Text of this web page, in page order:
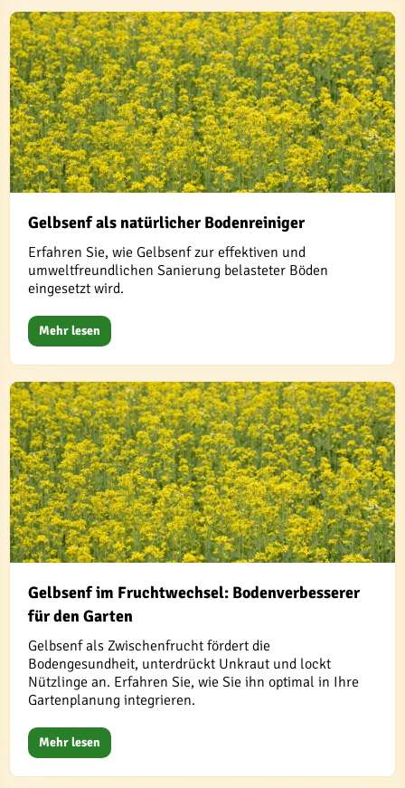
Gelbsenf als natürlicher Bodenreiniger
Erfahren Sie, wie Gelbsenf zur effektiven und
umweltfreundlichen Sanierung belasteter Böden
eingesetzt wird.
Mehr lesen
Gelbsenf im Fruchtwechsel: Bodenverbesserer
für den Garten
Gelbsenf als Zwischenfrucht fördert die
Bodengesundheit, unterdrückt Unkraut und lockt
Nützlinge an. Erfahren Sie, wie Sie ihn optimal in Ihre
Gartenplanung integrieren.
Mehr lesen